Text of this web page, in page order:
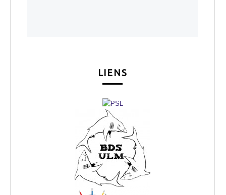
LIENS